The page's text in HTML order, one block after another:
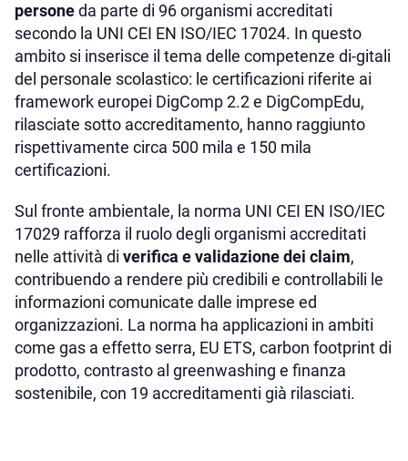
personeda parte di 96 organismi accreditati
secondo la UNI CEI EN ISO/IEC 17024. In questo
ambito si inserisce il tema delle competenze di-gitali
del personale scolastico: le certificazioni riferite ai
framework europei DigComp 2.2 e DigCompEdu,
rilasciate sotto accreditamento, hanno raggiunto
rispettivamente circa 500 mila e 150 mila
certificazioni.
Sul fronte ambientale, la norma UNI CEI EN ISO/IEC
17029 rafforza il ruolo degli organismi accreditati
nelle attività di verifica e validazione dei claim,
contribuendo a rendere più credibili e controllabili le
informazioni comunicate dalle imprese ed
organizzazioni. La norma ha applicazioni in ambiti
come gas a effetto serra, EU ETS, carbon footprint di
prodotto, contrasto al greenwashing e finanza
sostenibile, con 19 accreditamenti già rilasciati.